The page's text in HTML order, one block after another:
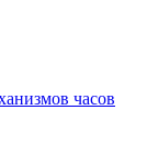
часов